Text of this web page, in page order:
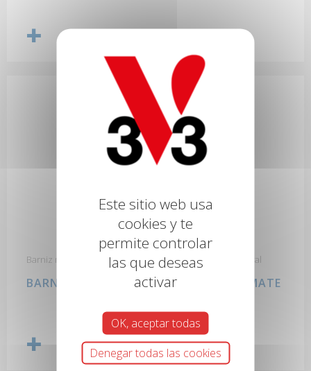
Barniz mate puro para dar un aspecto de madera natural
BARNIZ INTERIOR ULTRA RESISTENTE MATE
Este sitio web usa
cookies y te
permite controlar
las que deseas
activar
OK, aceptar todas
Denegar todas las cookies